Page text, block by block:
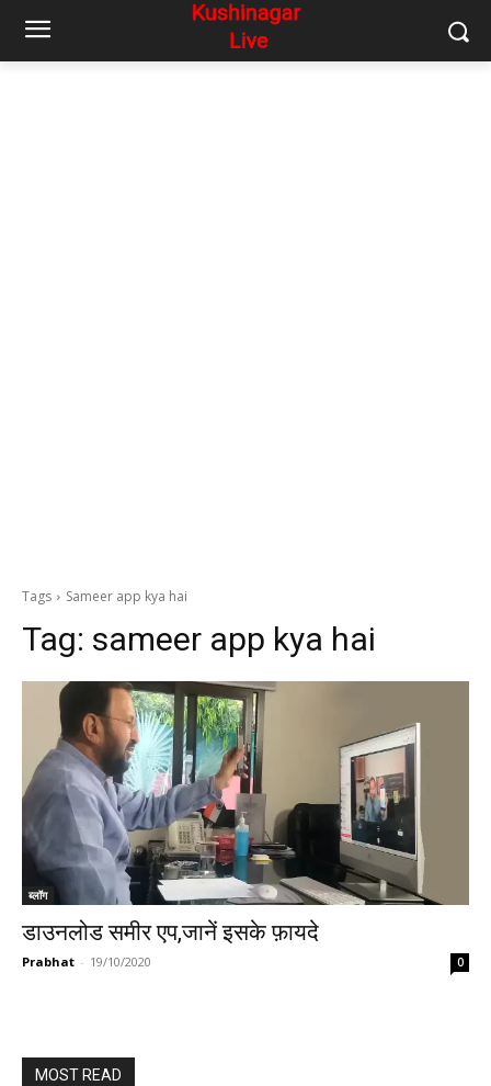
Tags Sameer app kya hai
Tag: sameer app kya hai
ब्लॉग
डाउनलोड समीर एप,जानें इसके फ़ायदे
Prabhat - 19/10/2020 0
MOST READ